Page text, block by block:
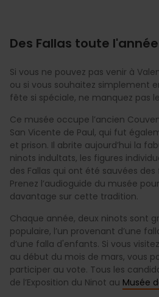
Des Fallas toute l'année
Si vous ne pouvez pas venir à
ou si vous souhaitez simplement
fête si spéciale, ne manquez pas
Ce musée occupe l’ancien
San Vicente de Paul, qui fut
et prison. Il abrite aujourd’hui la
ninots indultats, les figures
des Fallas qui ont été sauvées
Prenez l’audioguide du musée
davantage sur cette tradition.
Chaque année, deux ninots sont
populaire, l’un provenant d’une
d’une falla d'enfants. Si vous
au début du mois de mars, vous
participer au vote. Tous les
de l’Exposition du Ninot au Musée